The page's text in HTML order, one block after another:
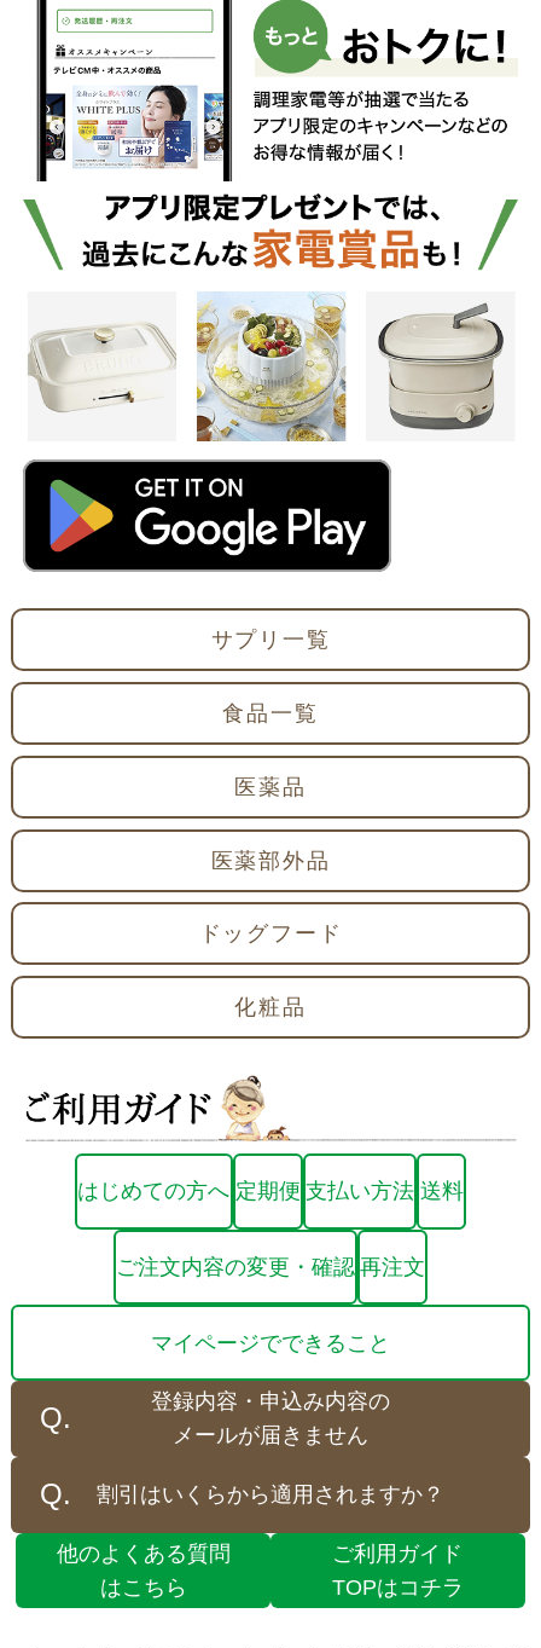
サプリ一覧
食品一覧
医薬品
医薬部外品
ドッグフード
化粧品
はじめての方へ 定期便 支払い方法 送料
ご注文内容の変更・確認 再注文
マイページでできること
登録内容・申込み内容の
メールが届きません
割引はいくらから適用されますか？
他のよくある質問
はこちら
ご利用ガイド
TOPはコチラ